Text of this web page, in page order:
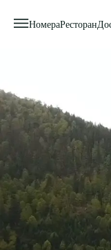
НомераРесторан